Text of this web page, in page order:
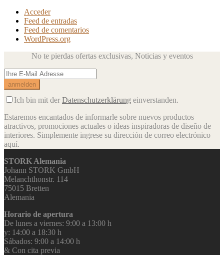
Acceder
Feed de entradas
Feed de comentarios
WordPress.org
No te pierdas ofertas exclusivas, Noticias y eventos
Ich bin mit der Datenschutzerklärung einverstanden.
Estaremos encantados de informarle sobre nuevos productos
atractivos, promociones actuales o ideas inspiradoras de diseño de
interiores. Simplemente ingrese su dirección de correo electrónico
aquí.
STORK Alemania
Johann STORK GmbH
Melanchthonstr. 114
75015 Bretten
Alemania
Horario de apertura
De lunes a viernes: 9:00 a 13:00 h
y: 14:00 a 18:30 h
Sábados: 9:00 a 14:00 h
& Con cita previa